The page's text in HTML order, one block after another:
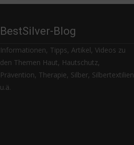
BestSilver-Blog
Informationen, Tipps, Artikel, Videos zu
den Themen Haut, Hautschutz,
Prävention, Therapie, Silber, Silbertextilien
u.ä.